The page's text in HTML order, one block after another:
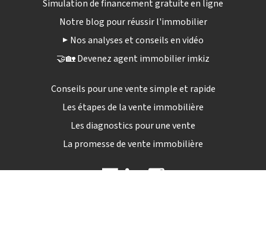
Simulation de financement gratuite en ligne
Notre blog pour réussir l'immobilier
▶️ Nos analyses et conseils en vidéo
🤝🏡 Devenez agent immobilier imkiz
Conseils pour une vente simple et rapide
Les étapes de la vente immobilière
Les diagnostics pour une vente
La promesse de vente immobilière